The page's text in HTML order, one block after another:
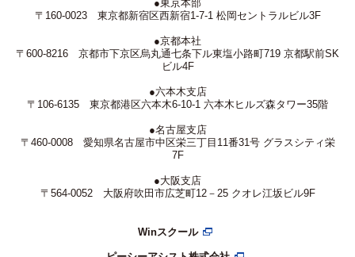
●東京本部
〒160-0023 東京都新宿区西新宿1-7-1 松岡セントラルビル3F
●京都本社
〒600-8216 京都市下京区烏丸通七条下ル東塩小路町719 京都駅前SK
ビル4F
●六本木支店
〒106-6135 東京都港区六本木6-10-1 六本木ヒルズ森タワー35階
●名古屋支店
〒460-0008 愛知県名古屋市中区栄三丁目11番31号 グラスシティ栄
7F
●大阪支店
〒564-0052 大阪府吹田市広芝町12－25 クオレ江坂ビル9F
Winスクール